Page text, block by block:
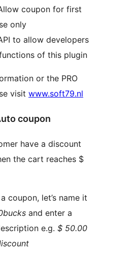
coupon for first
only
to allow developers
of this plugin
or the PRO
visit www.soft79.nl
coupon
have a discount
the cart reaches $
coupon, let’s name it
and enter a
e.g. $ 50.00